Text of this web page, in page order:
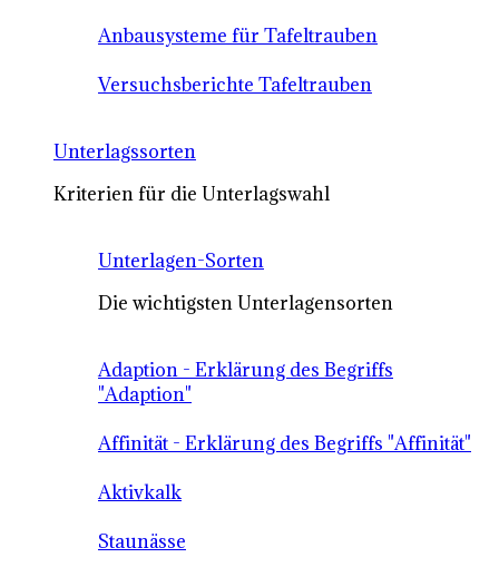
Anbausysteme für Tafeltrauben
Versuchsberichte Tafeltrauben
Unterlagssorten
Kriterien für die Unterlagswahl
Unterlagen-Sorten
Die wichtigsten Unterlagensorten
Adaption - Erklärung des Begriffs
"Adaption"
Affinität - Erklärung des Begriffs "Affinität"
Aktivkalk
Staunässe